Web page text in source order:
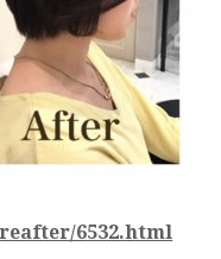
6532.html